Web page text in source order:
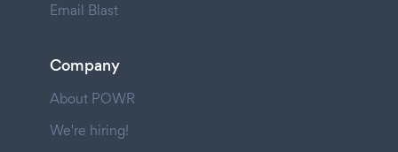
Email Blast
Company
About POWR
We're hiring!